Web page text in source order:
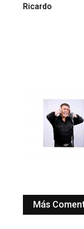
Ricardo
Más